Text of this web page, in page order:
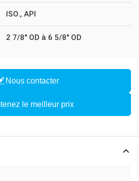
ISO., API
2 7/8" OD à 6 5/8" OD
Nous contacter
le meilleur prix